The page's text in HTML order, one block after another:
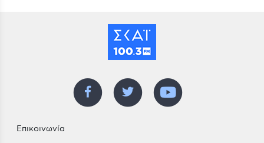
Επικοινωνία